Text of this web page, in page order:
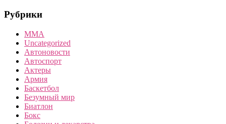
Рубрики
MMA
Uncategorized
Автоновости
Автоспорт
Актеры
Армия
Баскетбол
Безумный мир
Биатлон
Бокс